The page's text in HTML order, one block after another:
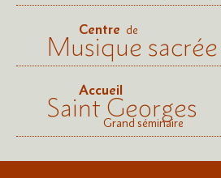
Centre de
Musique sacrée
Accueil
Saint Georges
Grand séminaire